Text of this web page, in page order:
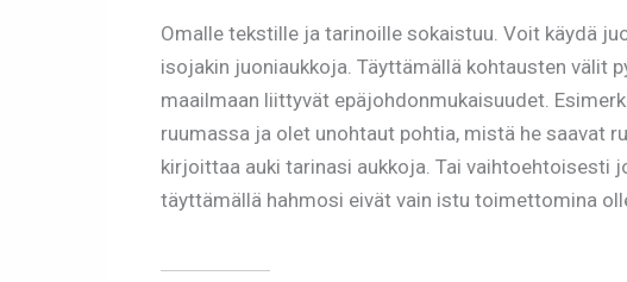
Omalle tekstille ja tarinoille sokaistuu. Voit käydä
isojakin juoniaukkoja. Täyttämällä kohtausten välit
maailmaan liittyvät epäjohdonmukaisuudet.
ruumassa ja olet unohtaut pohtia, mistä he saavat
kirjoittaa auki tarinasi aukkoja. Tai vaihtoehtoisesti
täyttämällä hahmosi eivät vain istu toimettomina